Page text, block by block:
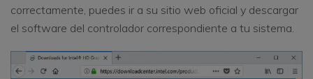
correctamente, puedes ir a su sitio web oficial y descargar
el software del controlador correspondiente a tu sistema.